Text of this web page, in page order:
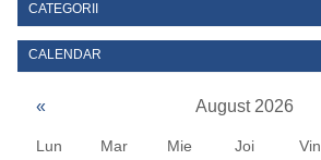
CATEGORII
CALENDAR
« August 2026
Lun Mar Mie Joi Vin